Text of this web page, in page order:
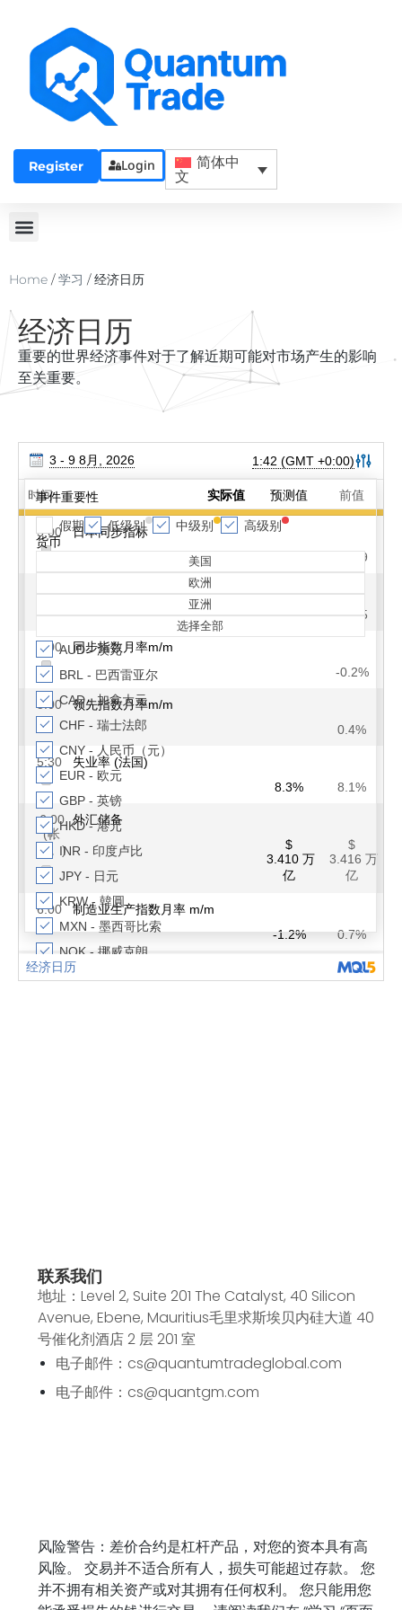
Register Login 简体中
文
Home /学习 /经济日历
经济日历
重要的世界经济事件对于了解近期可能对市场产生的影响
至关重要。
联系我们
地址：Level 2, Suite 201 The Catalyst, 40 Silicon
Avenue, Ebene, Mauritius毛里求斯埃贝内硅大道 40
号催化剂酒店 2 层 201 室
电子邮件：cs@quantumtradeglobal.com
电子邮件：cs@quantgm.com
风险警告：差价合约是杠杆产品，对您的资本具有高
风险。 交易并不适合所有人，损失可能超过存款。 您
并不拥有相关资产或对其拥有任何权利。 您只能用您